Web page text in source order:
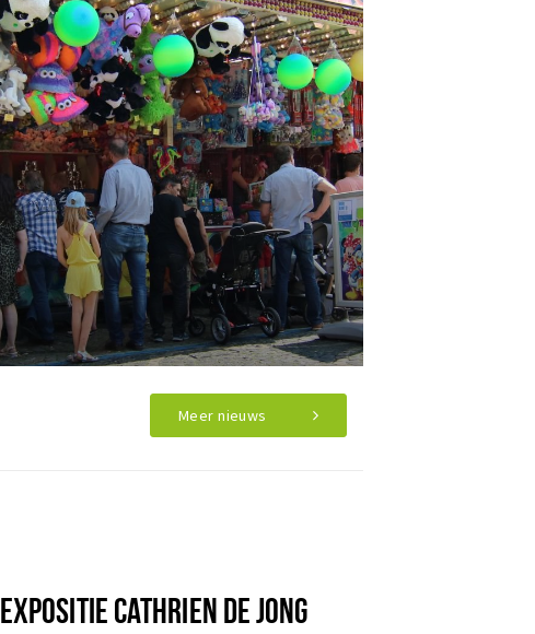
Meer nieuws
EXPOSITIE CATHRIEN DE JONG